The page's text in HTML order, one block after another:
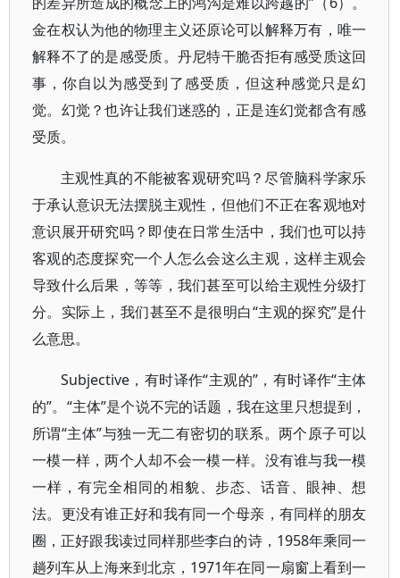
金在权认为他的物理主义还原论可以解释万有，唯一
解释不了的是感受质。丹尼特干脆否拒有感受质这回
事，你自以为感受到了感受质，但这种感觉只是幻
觉。幻觉？也许让我们迷惑的，正是连幻觉都含有感
受质。
主观性真的不能被客观研究吗？尽管脑科学家乐
于承认意识无法摆脱主观性，但他们不正在客观地对
意识展开研究吗？即使在日常生活中，我们也可以持
客观的态度探究一个人怎么会这么主观，这样主观会
导致什么后果，等等，我们甚至可以给主观性分级打
分。实际上，我们甚至不是很明白“主观的探究”是什
么意思。
Subjective，有时译作“主观的”，有时译作“主体
的”。“主体”是个说不完的话题，我在这里只想提到，
所谓“主体”与独一无二有密切的联系。两个原子可以
一模一样，两个人却不会一模一样。没有谁与我一模
一样，有完全相同的相貌、步态、话音、眼神、想
法。更没有谁正好和我有同一个母亲，有同样的朋友
圈，正好跟我读过同样那些李白的诗，1958年乘同一
趟列车从上海来到北京，1971年在同一扇窗上看到一